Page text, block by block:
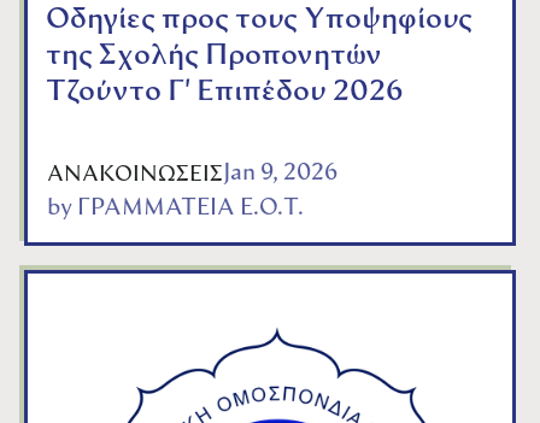
Οδηγίες προς τους Υποψηφίους
της Σχολής Προπονητών
Τζούντο Γ' Επιπέδου 2026
ΑΝΑΚΟΙΝΩΣΕΙΣ Jan 9, 2026
by ΓΡΑΜΜΑΤΕΙΑ Ε.Ο.Τ.